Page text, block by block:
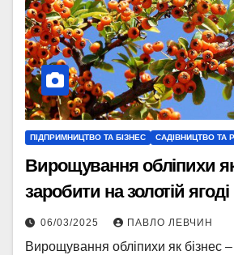
ПІДПРИМНИЦТВО ТА БІЗНЕС САДІВНИЦТВО ТА
Вирощування обліпихи
заробити на золотій ягоді
06/03/2025 ПАВЛО ЛЕВЧИН
Вирощування обліпихи як бізнес